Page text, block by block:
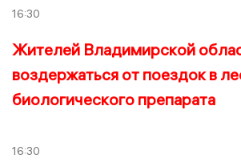
16:30
Жителей Владимирской
воздержаться от поездок в
биологического препарата
16:30